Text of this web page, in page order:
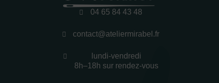
04 65 84 43 48
contact@ateliermirabel.fr
lundi-vendredi
8h–18h sur rendez-vous